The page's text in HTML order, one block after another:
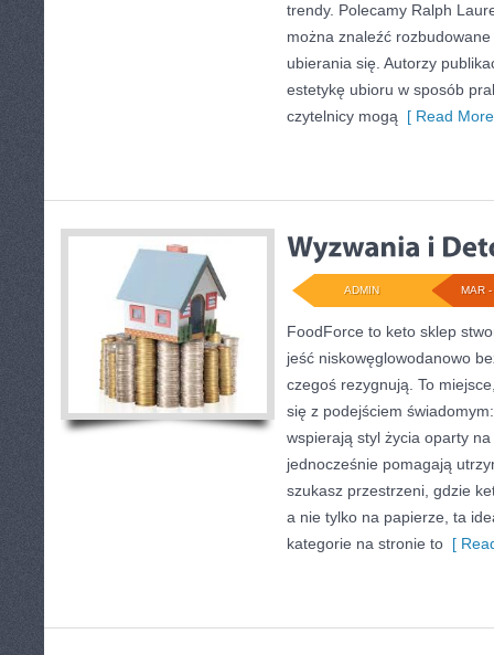
trendy. Polecamy Ralph
można znaleźć
ubierania się. Autorzy
estetykę ubioru w sposób
czytelnicy mogą [ Read
MAR
ADMIN
FoodForce to keto sklep
jeść niskowęglowodanowo
czegoś rezygnują. To
się z podejściem
wspierają styl życia oparty
jednocześnie pomagają
szukasz przestrzeni, gdzie
a nie tylko na papierze, ta
kategorie na stronie to [